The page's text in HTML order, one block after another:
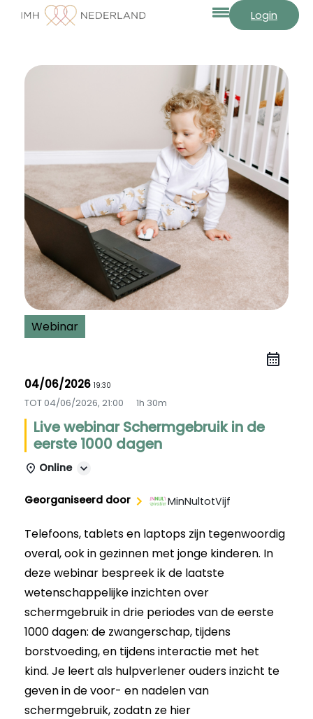
Login
Webinar
04/06/2026 19:30
TOT04/06/2026, 21:00 1h 30m
Live webinar Schermgebruik in de
eerste 1000 dagen
Online
Georganiseerd door MinNultotVijf
Telefoons, tablets en laptops zijn tegenwoordig
overal, ook in gezinnen met jonge kinderen. In
dezewebinar bespreek ik de laatste
wetenschappelijke inzichten over
schermgebruik in drie periodes van de eerste
1000 dagen: de zwangerschap, tijdens
borstvoeding, en tijdens interactie met het
kind. Je leert als hulpverlenerouders inzicht te
geveninde voor- en nadelen van
schermgebruik, zodatn ze hier